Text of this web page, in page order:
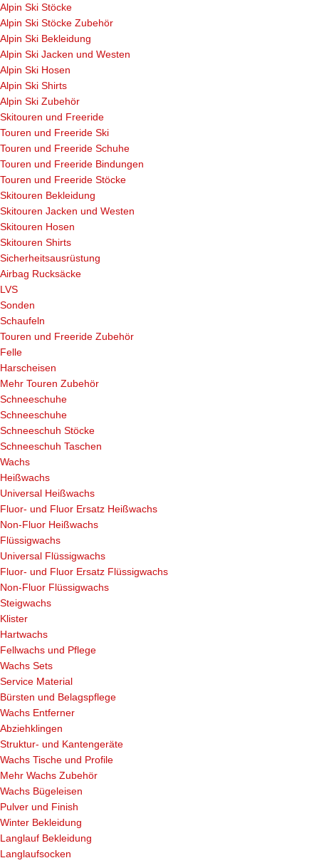
Alpin Ski Stöcke
Alpin Ski Stöcke Zubehör
Alpin Ski Bekleidung
Alpin Ski Jacken und Westen
Alpin Ski Hosen
Alpin Ski Shirts
Alpin Ski Zubehör
Skitouren und Freeride
Touren und Freeride Ski
Touren und Freeride Schuhe
Touren und Freeride Bindungen
Touren und Freeride Stöcke
Skitouren Bekleidung
Skitouren Jacken und Westen
Skitouren Hosen
Skitouren Shirts
Sicherheitsausrüstung
Airbag Rucksäcke
LVS
Sonden
Schaufeln
Touren und Freeride Zubehör
Felle
Harscheisen
Mehr Touren Zubehör
Schneeschuhe
Schneeschuhe
Schneeschuh Stöcke
Schneeschuh Taschen
Wachs
Heißwachs
Universal Heißwachs
Fluor- und Fluor Ersatz Heißwachs
Non-Fluor Heißwachs
Flüssigwachs
Universal Flüssigwachs
Fluor- und Fluor Ersatz Flüssigwachs
Non-Fluor Flüssigwachs
Steigwachs
Klister
Hartwachs
Fellwachs und Pflege
Wachs Sets
Service Material
Bürsten und Belagspflege
Wachs Entferner
Abziehklingen
Struktur- und Kantengeräte
Wachs Tische und Profile
Mehr Wachs Zubehör
Wachs Bügeleisen
Pulver und Finish
Winter Bekleidung
Langlauf Bekleidung
Langlaufsocken